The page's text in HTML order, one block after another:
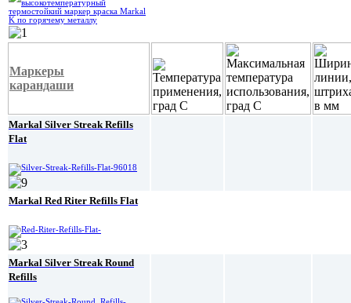
Маркеры
карандаши
Markal Silver Streak Refills
Flat
Markal Red Riter Refills Flat
Markal Silver Streak Round
Refills